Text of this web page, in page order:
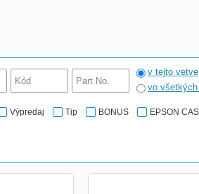
v tejto vetve
vo
Výpredaj Tip BONUS EPSON